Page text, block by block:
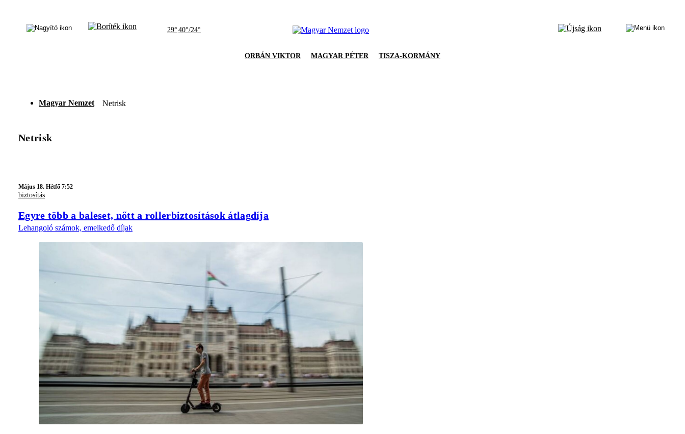
29° 40°/24°
ORBÁN VIKTOR MAGYAR PÉTER TISZA-KORMÁNY
Magyar Nemzet Netrisk
Netrisk
Május 18. Hétfő 7:52
biztosítás
Egyre több a baleset, nőtt a rollerbiztosítások átlagdíja
Lehangoló számok, emelkedő díjak